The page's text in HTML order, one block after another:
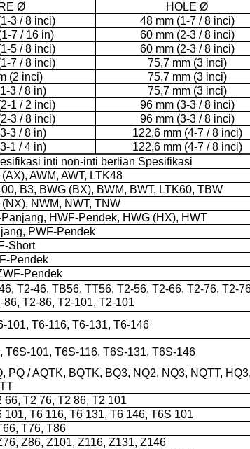
Ø
HOLE Ø
3 / 8 inci)
48 mm (1-7 / 8 inci)
7 / 16 in)
60 mm (2-3 / 8 inci)
5 / 8 inci)
60 mm (2-3 / 8 inci)
7 / 8 inci)
75,7 mm (3 inci)
(2 inci)
75,7 mm (3 inci)
3 / 8 in)
75,7 mm (3 inci)
1 / 2 inci)
96 mm (3-3 / 8 inci)
3 / 8 inci)
96 mm (3-3 / 8 inci)
3 / 8 in)
122,6 mm (4-7 / 8 inci)
1 / 4 in)
122,6 mm (4-7 / 8 inci)
inti non-inti berlian Spesifikasi
AWM, AWT, LTK48
B3, BWG (BX), BWM, BWT, LTK60, TBW
NWM, NWT, TNW
HWF-Pendek, HWG (HX), HWT
PWF-Pendek
Short
Pendek
Pendek
T2-46, TB56, TT56, T2-56, T2-66, T2-76, T2-
86, T2-86, T2-101, T2-101
101, T6-116, T6-131, T6-146
T6S-101, T6S-116, T6S-131, T6S-146
PQ / AQTK, BQTK, BQ3, NQ2, NQ3, NQTT, HQ3,
66, T2 76, T2 86, T2 101
101, T6 116, T6 131, T6 146, T6S 101
T76, T86
Z86, Z101, Z116, Z131, Z146